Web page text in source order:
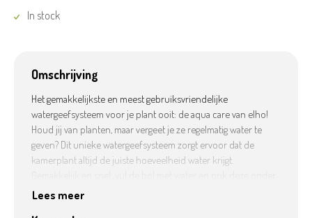
In stock
Omschrijving
Het gemakkelijkste en meest gebruiksvriendelijke
watergeefsysteem voor je plant ooit: de aqua care van elho!
Houd jij van planten, maar vergeet je ze regelmatig water te
geven? Dit unieke watergeefsysteem zorgt ervoor dat de
kamerplant altijd de juiste hoeveelheid water krijgt.
een kleine hoek in de potgrond van de plant tot onder de
Lees meer